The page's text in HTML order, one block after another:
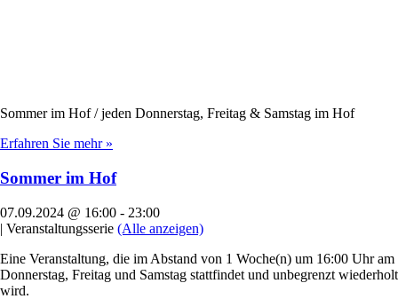
Sommer im Hof / jeden Donnerstag, Freitag & Samstag im Hof
Erfahren Sie mehr »
Sommer im Hof
07.09.2024 @ 16:00 - 23:00
| Veranstaltungsserie (Alle anzeigen)
Eine Veranstaltung, die im Abstand von 1 Woche(n) um 16:00 Uhr am
Donnerstag, Freitag und Samstag stattfindet und unbegrenzt wiederholt
wird.